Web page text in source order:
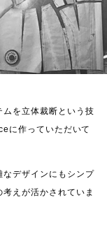
を立体裁断という技
に作っていただいて
なデザインにもシンプ
えが活かされていま